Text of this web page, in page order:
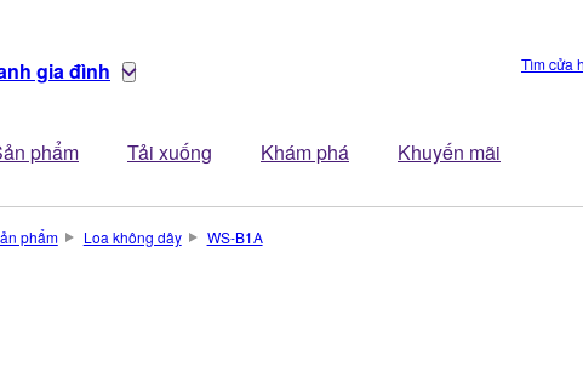
gia đình
phẩm Tải xuống Khám phá Khuyến mãi
Tìm cửa
phẩm Loa không dây WS-B1A